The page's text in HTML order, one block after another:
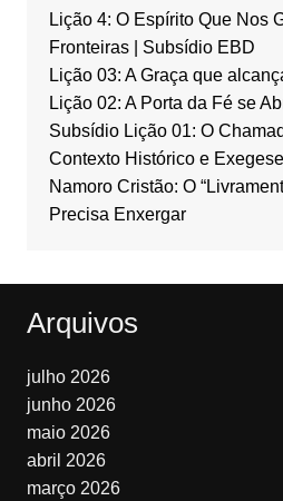
Lição 4: O Espírito Que Nos
Fronteiras | Subsídio EBD
Lição 03: A Graça que
Lição 02: A Porta da Fé se
Subsídio Lição 01: O
Contexto Histórico e
Namoro Cristão: O
Precisa Enxergar
Arquivos
julho 2026
junho 2026
maio 2026
abril 2026
março 2026